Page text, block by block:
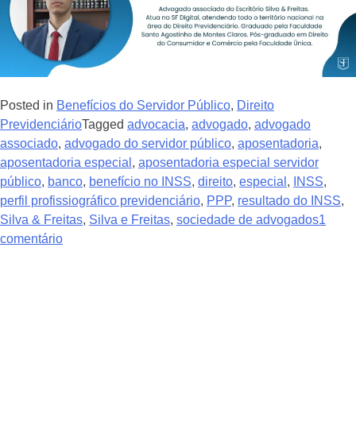
Posted in Benefícios do Servidor Público, Direito
PrevidenciárioTagged advocacia, advogado, advogado
associado, advogado do servidor público, aposentadoria,
aposentadoria especial , aposentadoria especial servidor
público, banco, benefício no INSS, direito, especial , INSS,
perfil profissiográfico previdenciário, PPP, resultado do INSS,
Silva & Freitas, Silva e Freitas, sociedade de advogados1
comentário